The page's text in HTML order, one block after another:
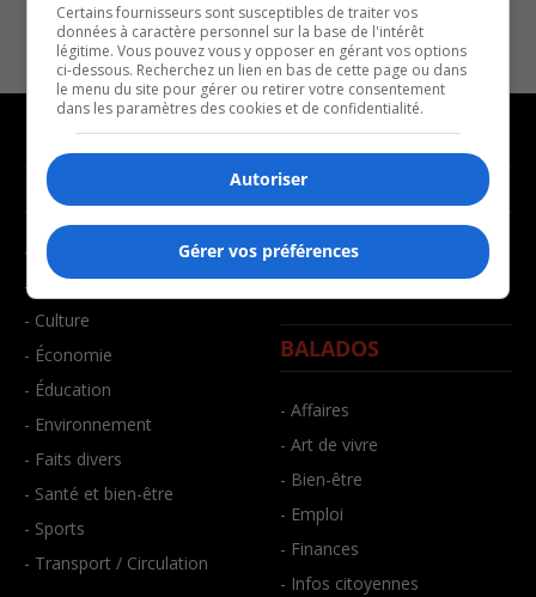
NOUVELLES
- Affaires municipales
- Communauté / Social
- Culture
- Économie
- Éducation
- Environnement
- Faits divers
- Santé et bien-être
- Sports
- Transport / Circulation
MUSIQUE
- Décompte franco
- Joué récemment
BALADOS
- Affaires
- Art de vivre
- Bien-être
- Emploi
- Finances
- Infos citoyennes
Certains fournisseurs sont susceptibles de traiter vos
données à caractère personnel sur la base de l'intérêt
légitime. Vous pouvez vous y opposer en gérant vos options
ci-dessous. Recherchez un lien en bas de cette page ou dans
le menu du site pour gérer ou retirer votre consentement
dans les paramètres des cookies et de confidentialité.
Autoriser
Gérer vos préférences